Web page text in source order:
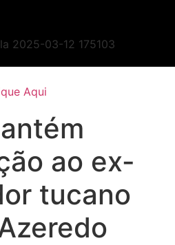
Aqui
ao ex-
tucano